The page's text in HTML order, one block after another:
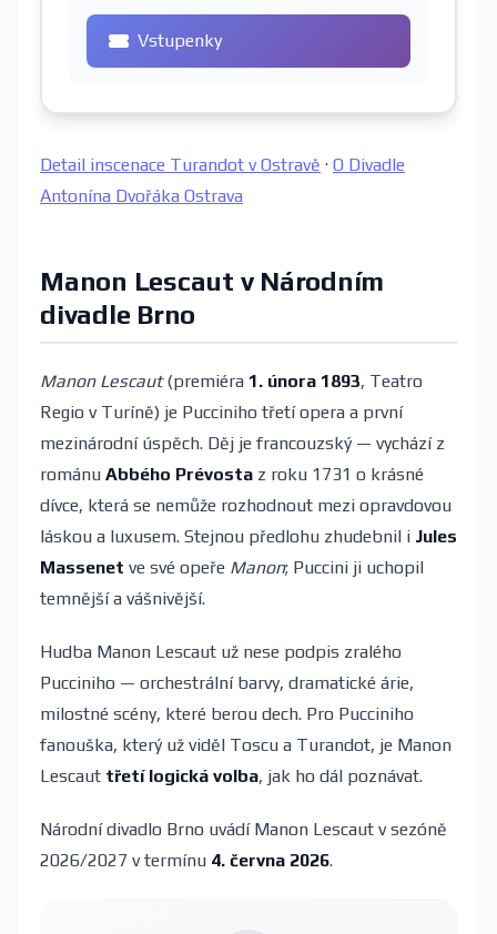
Vstupenky
Detail inscenace Turandot v Ostravě · O Divadle
Antonína Dvořáka Ostrava
Manon Lescaut v Národním
divadle Brno
Manon Lescaut(premiéra 1. února 1893, Teatro
Regio v Turíně) je Pucciniho třetí opera a první
mezinárodní úspěch. Děj je francouzský — vychází z
románu Abbého Prévosta z roku 1731 o krásné
dívce, která se nemůže rozhodnout mezi opravdovou
láskou a luxusem. Stejnou předlohu zhudebnil i Jules
Massenet ve své opeře Manon; Puccini ji uchopil
temnější a vášnivější.
Hudba Manon Lescaut už nese podpis zralého
Pucciniho — orchestrální barvy, dramatické árie,
milostné scény, které berou dech. Pro Pucciniho
fanouška, který už viděl Toscu a Turandot, je Manon
Lescaut třetí logická volba, jak ho dál poznávat.
Národní divadlo Brno uvádí Manon Lescaut v sezóně
2026/2027 v termínu 4. června 2026.